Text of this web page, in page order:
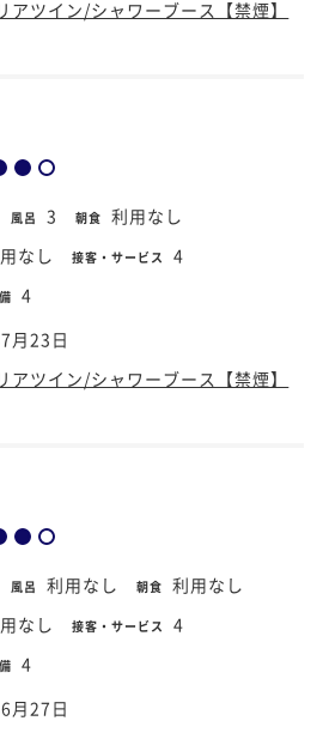
アツイン/シャワーブース【禁煙】
風呂 3 朝食 利用なし
なし 接客・サービス 4
4
月23日
アツイン/シャワーブース【禁煙】
風呂 利用なし 朝食 利用なし
なし 接客・サービス 4
4
月27日